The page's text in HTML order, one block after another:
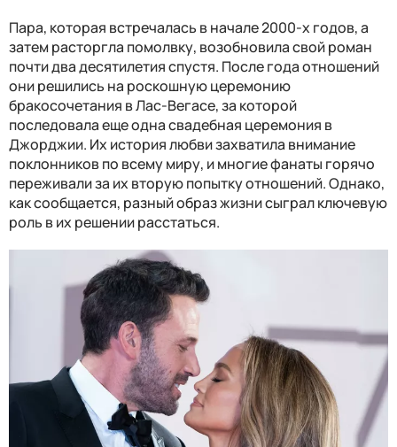
Пара, которая встречалась в начале 2000-х годов, а
затем расторгла помолвку, возобновила свой роман
почти два десятилетия спустя. После года отношений
они решились на роскошную церемонию
бракосочетания в Лас-Вегасе, за которой
последовала еще одна свадебная церемония в
Джорджии. Их история любви захватила внимание
поклонников по всему миру, и многие фанаты горячо
переживали за их вторую попытку отношений. Однако,
как сообщается, разный образ жизни сыграл ключевую
роль в их решении расстаться.